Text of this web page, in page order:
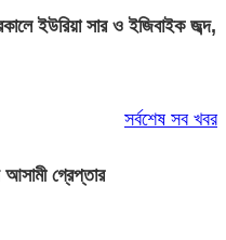
ইউরিয়া সার ও ইজিবাইক জব্দ,
সর্বশেষ সব খবর
গ্রেপ্তার